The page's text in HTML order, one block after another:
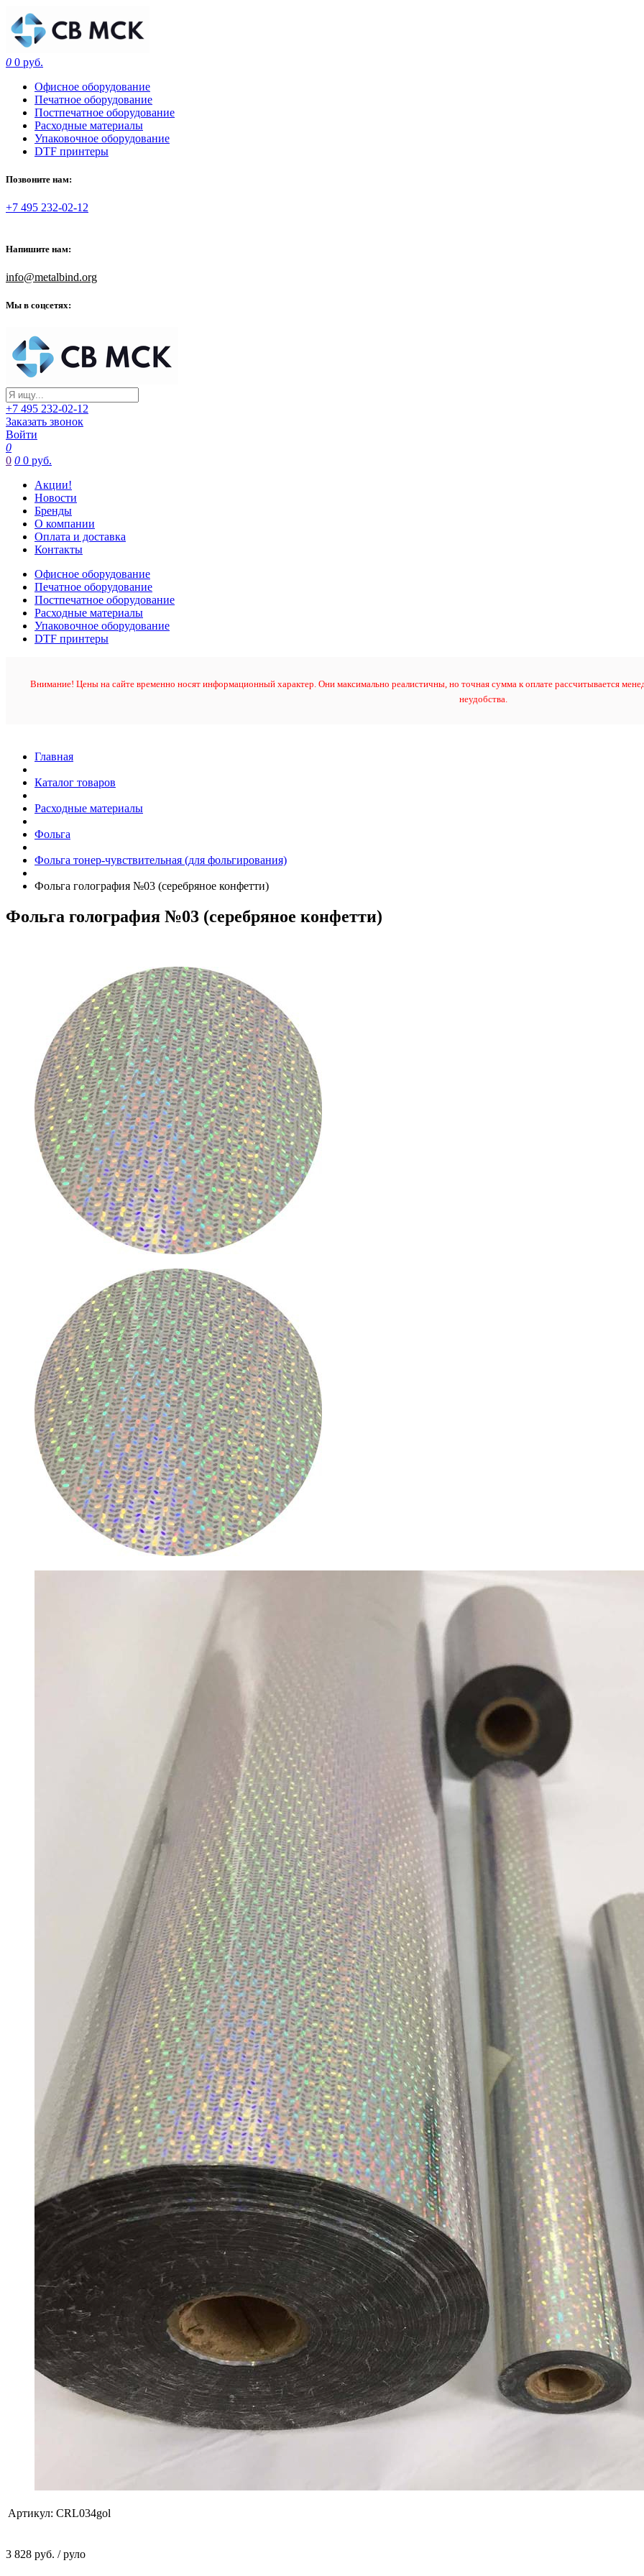
0 0 руб.
Офисное оборудование
Печатное оборудование
Постпечатное оборудование
Расходные материалы
Упаковочное оборудование
DTF принтеры
Позвоните нам:
+7 495 232-02-12
Напишите нам:
info@metalbind.org
Мы в соцсетях:
+7 495 232-02-12
Заказать звонок
Войти
0
0 0 0 руб.
Акции!
Новости
Бренды
О компании
Оплата и доставка
Контакты
Офисное оборудование
Печатное оборудование
Постпечатное оборудование
Расходные материалы
Упаковочное оборудование
DTF принтеры
Внимание! Цены на сайте временно носят информационный характер. Они максимально реалистичны, но точная сумма к оплате рассчитывается
неудобства.
Главная
Каталог товаров
Расходные материалы
Фольга
Фольга тонер-чувствительная (для фольгирования)
Фольга голография №03 (серебряное конфетти)
Фольга голография №03 (серебряное конфетти)
Артикул: CRL034gol
3 828 руб. / руло